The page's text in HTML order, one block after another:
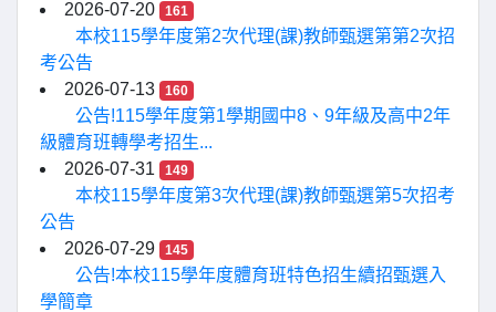
2026-07-20
161
本校115學年度第2次代理(課)教師甄選第第2次招
考公告
2026-07-13
160
公告!115學年度第1學期國中8、9年級及高中2年
級體育班轉學考招生...
2026-07-31
149
本校115學年度第3次代理(課)教師甄選第5次招考
公告
2026-07-29
145
公告!本校115學年度體育班特色招生續招甄選入
學簡章